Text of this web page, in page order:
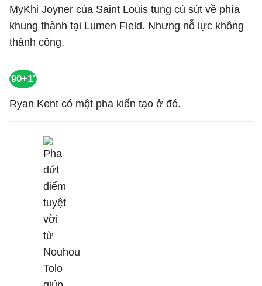
MyKhi Joyner của Saint Louis tung cú sút về phía
khung thành tại Lumen Field. Nhưng nỗ lực không
thành công.
90+1'
Ryan Kent có một pha kiến tạo ở đó.